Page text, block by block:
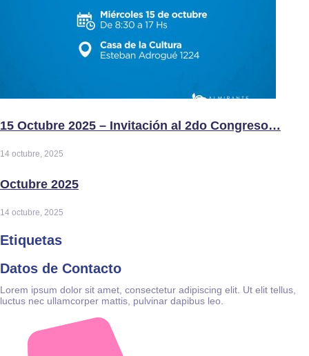
15 Octubre 2025 – Invitación al 2do Congreso…
14 octubre, 2025
Octubre 2025
14 octubre, 2025
Etiquetas
Datos de Contacto
Lorem ipsum dolor sit amet, consectetur adipiscing elit. Ut elit tellus,
luctus nec ullamcorper mattis, pulvinar dapibus leo.